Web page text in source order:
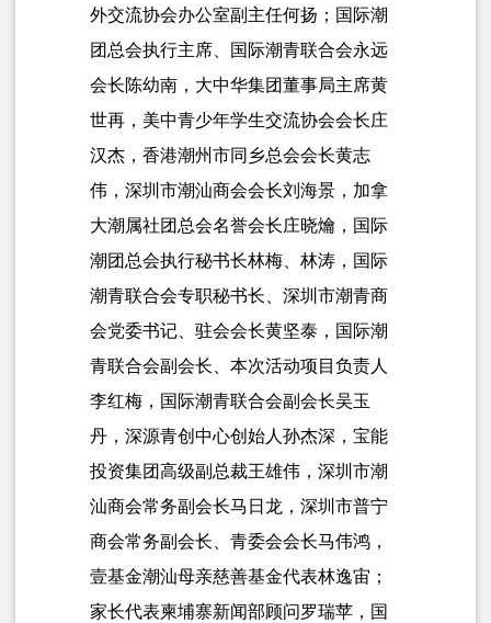
外交流协会办公室副主任何扬；国际潮
团总会执行主席、国际潮青联合会永远
会长陈幼南，大中华集团董事局主席黄
世再， 美中青少年学生交流协会会长庄
汉杰， 香港潮州市同乡总会会长黄志
伟，深圳市潮汕商会会长刘海景， 加拿
大潮属社团总会名誉会长庄晓爚， 国际
潮团总会执行秘书长林梅、林涛，国际
潮青联合会专职秘书长、深圳市潮青商
会党委书记、驻会会长黄坚泰，国际潮
青联合会副会长、本次活动项目负责人
李红梅，国际潮青联合会副会长吴玉
丹，深源青创中心创始人孙杰深，宝能
投资集团高级副总裁王雄伟，深圳市潮
汕商会常务副会长马日龙，深圳市普宁
商会常务副会长、青委会会长马伟鸿，
壹基金潮汕母亲慈善基金代表林逸宙；
家长代表柬埔寨新闻部顾问罗瑞苹， 国